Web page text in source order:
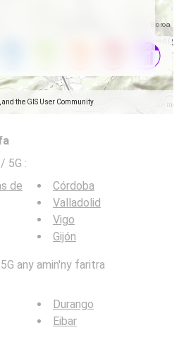
and the GIS User Community
5G :
de
Córdoba
Valladolid
Vigo
Gijón
any amin'ny faritra
Durango
Eibar